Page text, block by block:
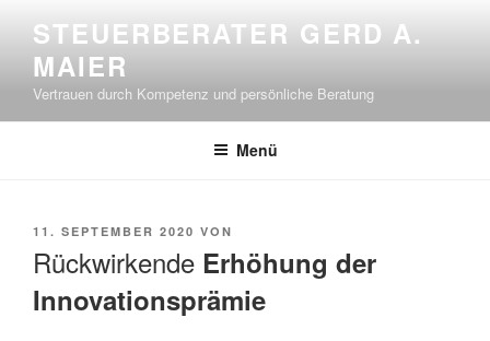
Inhalt
springen
STEUERBERATER GERD A.
MAIER
Vertrauen durch Kompetenz und persönliche Beratung
Menü
VERÖFFENTLICHT
11. SEPTEMBER 2020 VON
Rückwirkende Erhöhung der
Innovationsprämie